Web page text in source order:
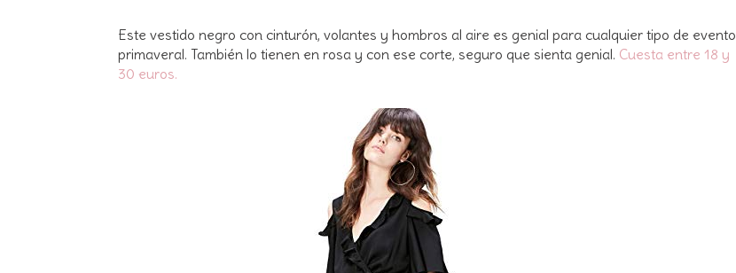
Este vestido negro con cinturón, volantes y hombros al aire es genial para cualquier tipo de evento
primaveral. También lo tienen en rosa y con ese corte, seguro que sienta genial. Cuesta entre 18 y
30 euros.